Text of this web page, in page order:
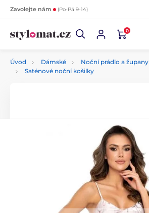
Zavolejte nám (Po-Pá 9-14)
0
Úvod Dámské Noční prádlo a župany
Saténové noční košilky